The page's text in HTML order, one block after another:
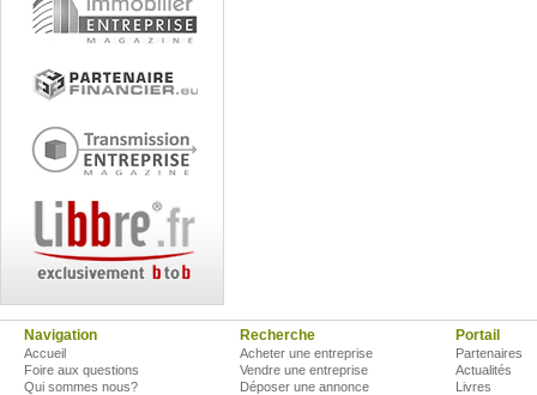
Navigation
Accueil
Foire aux questions
Qui sommes nous?
Recherche
Acheter une entreprise
Vendre une entreprise
Déposer une annonce
Portail
Partenaires
Actualités
Livres